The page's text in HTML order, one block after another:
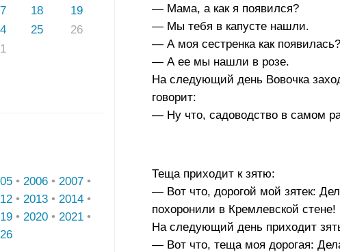
18
19
25
26
• 2006 • 2007 •
• 2013 • 2014 •
• 2020 • 2021 •
— Мама, а как я появился?
— Мы тебя в капусте нашли.
— А моя сестренка как появилась?
— А ее мы нашли в розе.
На следующий день Вовочка
говорит:
— Ну что, садоводство в самом
Теща приходит к зятю:
— Вот что, дорогой мой зятек:
похоронили в Кремлевской стене!
На следующий день приходит
— Вот что, теща моя дорогая: